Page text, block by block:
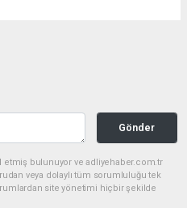
Gönder
etmiş bulunuyor ve adliyehaber.com.tr
veya dolaylı tüm sorumluluğu tek
site yönetimi hiçbir şekilde